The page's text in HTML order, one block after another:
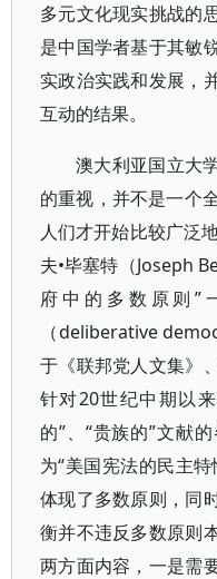
多元文化现实挑战的
是中国学者基于其敏
实政治实践和发展，
互动的结果。
澳大利亚国立大
的重视，并不是一个
人们才开始比较广泛
夫•毕塞特（Joseph
府中的多数原则”
（deliberative
于《联邦党人文集》
针对20世纪中期以
的”、“贵族的”文献
为“美国宪法的民主
体现了多数原则，同
衡并不违反多数原则
两方面内容，一是需